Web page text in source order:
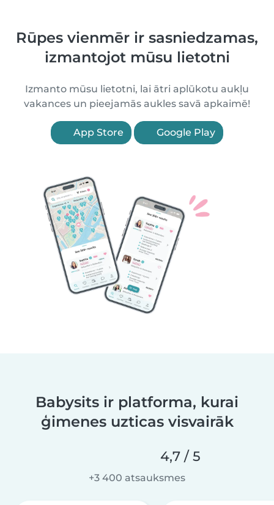
Rūpes vienmēr ir sasniedzamas,
izmantojot mūsu lietotni
Izmanto mūsu lietotni, lai ātri aplūkotu aukļu
vakances un pieejamās aukles savā apkaimē!
App Store Google Play
Babysits ir platforma, kurai
ģimenes uzticas visvairāk
4,7 / 5
+3 400 atsauksmes